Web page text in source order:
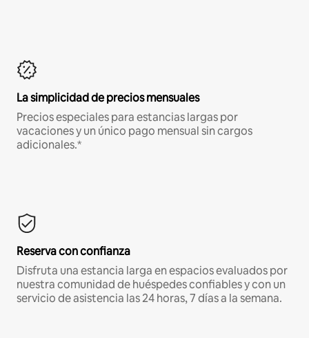
La simplicidad de precios mensuales
Precios especiales para estancias largas por
vacaciones y un único pago mensual sin cargos
adicionales.*
Reserva con confianza
Disfruta una estancia larga en espacios evaluados por
nuestra comunidad de huéspedes confiables y con un
servicio de asistencia las 24 horas, 7 días a la semana.